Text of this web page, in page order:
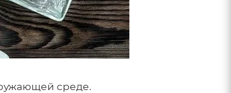
среде.